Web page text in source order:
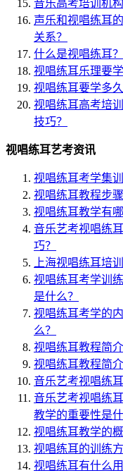
音乐高考培训机
声乐和视唱练耳
关系？
什么是视唱练耳
视唱练耳乐理要
视唱练耳要学多
视唱练耳高考培
技巧？
视唱练耳艺考资讯
视唱练耳考学集
视唱练耳教程步
视唱练耳教学有
音乐艺考视唱练
巧？
上海视唱练耳培
视唱练耳考学训
是什么？
视唱练耳考学的
么？
视唱练耳教程简
视唱练耳教程简
音乐艺考视唱练
音乐艺考视唱练
教学的重要性是什
视唱练耳教学的
视唱练耳的训练
视唱练耳有什么